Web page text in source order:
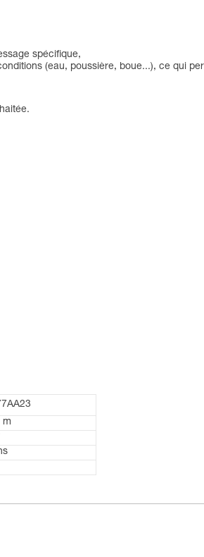
spécifique,
(eau, poussière, boue...), ce qui
m